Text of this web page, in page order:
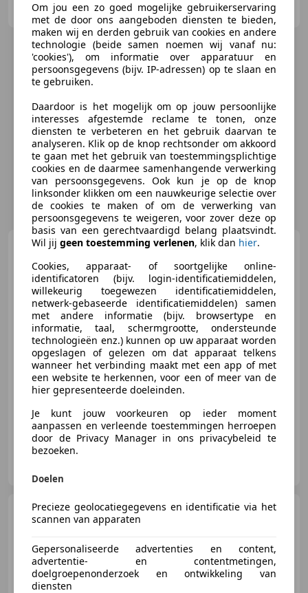
NL-1101 GC AMSTERDAM
Toyota AvensisWagon 2.0
€ 6.450
08/2013 289.053 km Benzine
112 kW (152 PK)
Vredemans B.V.
Toyota Avensis 1.8 VVTi
€ 11.990
Om jou een zo goed mogelijke gebruikerservaring
met de door ons aangeboden diensten te bieden,
maken wij en derden gebruik van cookies en andere
technologie (beide samen noemen wij vanaf nu:
'cookies'), om informatie over apparatuur en
persoonsgegevens (bijv. IP-adressen) op te slaan en
te gebruiken.
Daardoor is het mogelijk om op jouw persoonlijke
interesses afgestemde reclame te tonen, onze
diensten te verbeteren en het gebruik daarvan te
analyseren. Klik op de knop rechtsonder om akkoord
te gaan met het gebruik van toestemmingsplichtige
cookies en de daarmee samenhangende verwerking
van persoonsgegevens. Ook kun je op de knop
linksonder klikken om een nauwkeurige selectie over
de cookies te maken of om de verwerking van
persoonsgegevens te weigeren, voor zover deze op
basis van een gerechtvaardigd belang plaatsvindt.
Wil jij geen toestemming verlenen, klik dan hier.
Cookies, apparaat- of soortgelijke online-
identificatoren (bijv. login-identificatiemiddelen,
willekeurig toegewezen identificatiemiddelen,
netwerk-gebaseerde identificatiemiddelen) samen
met andere informatie (bijv. browsertype en
informatie, taal, schermgrootte, ondersteunde
technologieën enz.) kunnen op uw apparaat worden
opgeslagen of gelezen om dat apparaat telkens
wanneer het verbinding maakt met een app of met
een website te herkennen, voor een of meer van de
hier gepresenteerde doeleinden.
Je kunt jouw voorkeuren op ieder moment
aanpassen en verleende toestemmingen herroepen
door de Privacy Manager in ons privacybeleid te
bezoeken.
Doelen
Precieze geolocatiegegevens en identificatie via het
scannen van apparaten
Gepersonaliseerde advertenties en content,
advertentie- en contentmetingen,
doelgroepenonderzoek en ontwikkeling van
diensten